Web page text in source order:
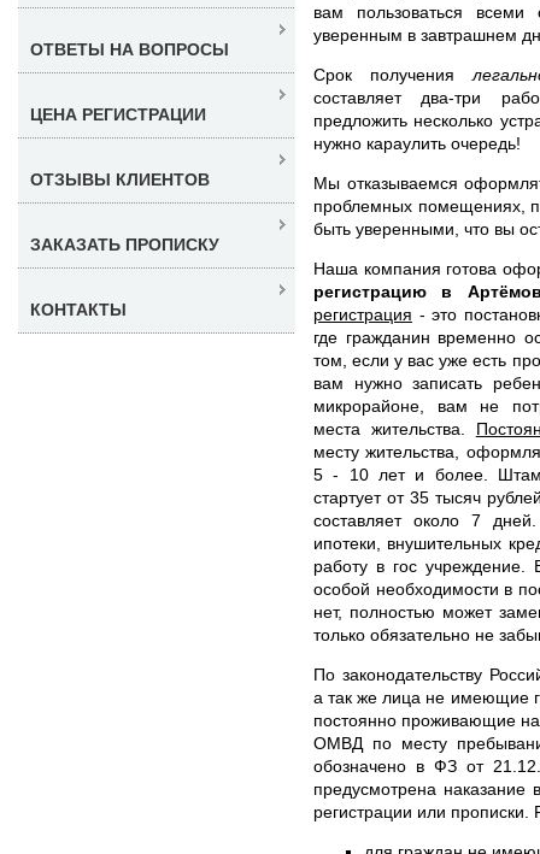
вам пользоваться
уверенным в завтрашнем
Срок получения
составляет два-три
предложить несколько
нужно караулить очередь!
Мы отказываемся
проблемных помещениях,
быть уверенными, что вы
Наша компания готова
регистрацию в
регистрация - это
где гражданин временно
том, если у вас уже есть
вам нужно записать
микрорайоне, вам не
места жительства.
месту жительства,
5 - 10 лет и более. Штамп
стартует от 35 тысяч
составляет около 7
ипотеки, внушительных
работу в гос
особой необходимости в
нет, полностью может
только обязательно не
По законодательству
а так же лица не имеющие
постоянно проживающие
ОМВД по месту
обозначено в ФЗ от
предусмотрена наказание
регистрации или прописки.
ОТВЕТЫ НА ВОПРОСЫ
ЦЕНА РЕГИСТРАЦИИ
ОТЗЫВЫ КЛИЕНТОВ
ЗАКАЗАТЬ ПРОПИСКУ
КОНТАКТЫ